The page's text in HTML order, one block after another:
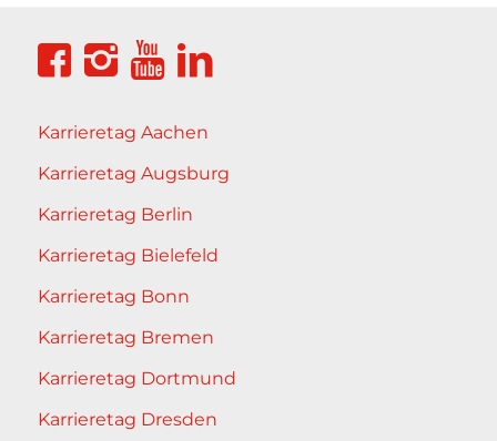
Karrieretag Aachen
Karrieretag Augsburg
Karrieretag Berlin
Karrieretag Bielefeld
Karrieretag Bonn
Karrieretag Bremen
Karrieretag Dortmund
Karrieretag Dresden